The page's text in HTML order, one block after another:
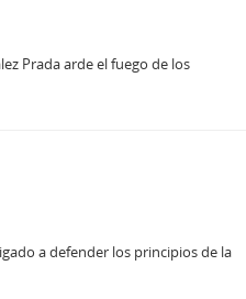
Prada arde el fuego de los
a defender los principios de la